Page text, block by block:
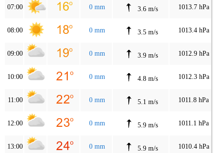
07:00 0 mm 3.6 m/s 1013.7 hPa
08:00 0 mm 3.5 m/s 1013.4 hPa
09:00 0 mm 3.9 m/s 1012.9 hPa
10:00 0 mm 4.8 m/s 1012.3 hPa
11:00 0 mm 5.1 m/s 1011.8 hPa
12:00 0 mm 5.9 m/s 1011.1 hPa
13:00 0 mm 5.9 m/s 1010.4 hPa